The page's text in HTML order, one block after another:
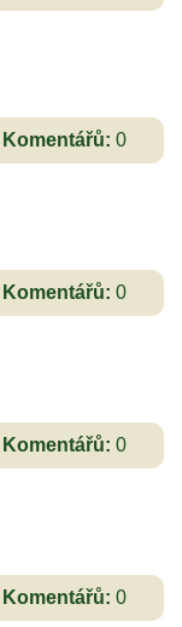
Komentářů: 0
Komentářů: 0
Komentářů: 0
Komentářů: 0